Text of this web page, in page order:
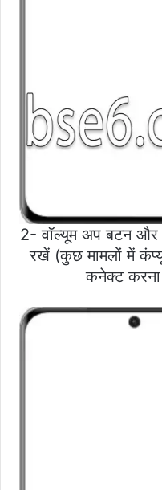
2- वॉल्यूम अप बटन और
रखें (कुछ मामलों में
कनेक्ट